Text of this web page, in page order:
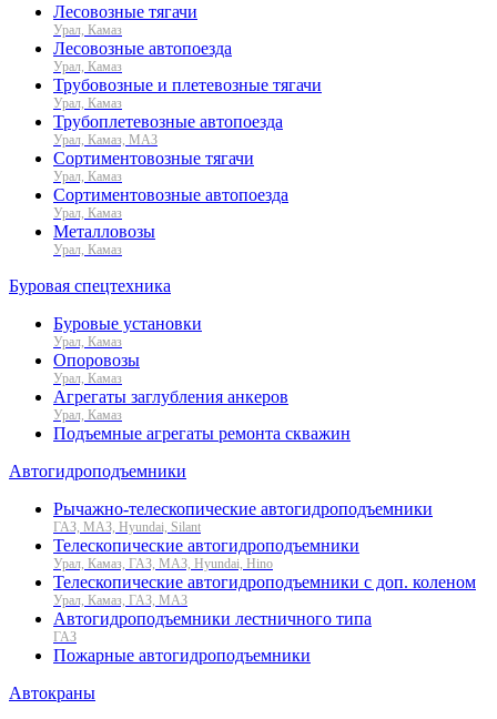
Лесовозные тягачи
Урал, Камаз
Лесовозные автопоезда
Урал, Камаз
Трубовозные и плетевозные тягачи
Урал, Камаз
Трубоплетевозные автопоезда
Урал, Камаз, МАЗ
Сортиментовозные тягачи
Урал, Камаз
Сортиментовозные автопоезда
Урал, Камаз
Металловозы
Урал, Камаз
Буровая спецтехника
Буровые установки
Урал, Камаз
Опоровозы
Урал, Камаз
Агрегаты заглубления анкеров
Урал, Камаз
Подъемные агрегаты ремонта скважин
Автогидроподъемники
Рычажно-телескопические автогидроподъемники
ГАЗ, МАЗ, Hyundai, Silant
Телескопические автогидроподъемники
Урал, Камаз, ГАЗ, МАЗ, Hyundai, Hino
Телескопические автогидроподъемники с доп. коленом
Урал, Камаз, ГАЗ, МАЗ
Автогидроподъемники лестничного типа
ГАЗ
Пожарные автогидроподъемники
Автокраны